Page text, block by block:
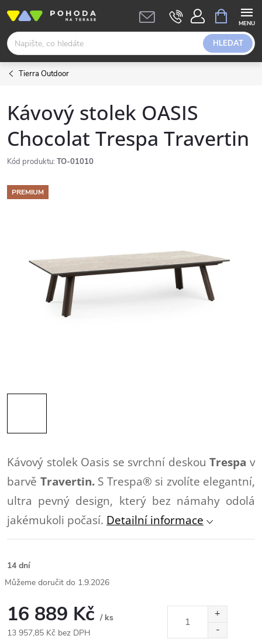
obsah
HLEDAT
NÁKUPNÍ
KOŠÍK
Tierra Outdoor
Kávový stolek OASIS
Chocolat Trespa Travertin
Kód produktu: TO-01010
PREMIUM
Kávový stolek Oasis se svrchní deskouTrespa v
barvě Travertin. S Trespa® si zvolíte elegantní,
ultra pevný design, který bez námahy odolá
jakémukoli počasí. Detailní informace
14 dní
1.9.2026
16 889 Kč / ks
13 957,85 Kč bez DPH